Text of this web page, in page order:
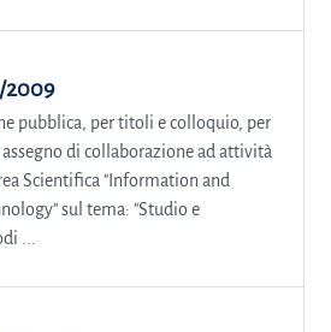
2009
pubblica, per titoli e colloquio, per
di collaborazione ad attività
Scientifica "Information and
sul tema: "Studio e
...